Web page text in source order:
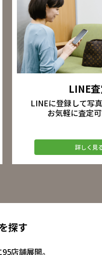
LINE
LINEに登録して写
お気軽に査定可
詳しく見
探す
店舗展開。